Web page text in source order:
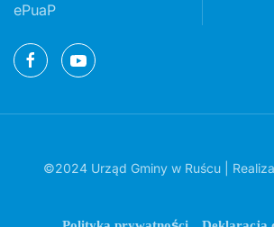
ePuaP
©2024 Urząd Gminy w Ruścu |